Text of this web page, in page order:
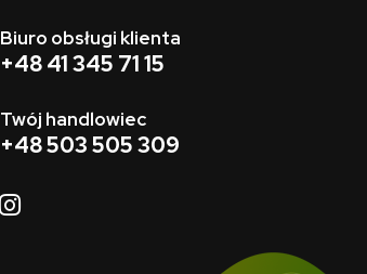
Biuro obsługi klienta
+48 41 345 71 15
Twój handlowiec
+48 503 505 309